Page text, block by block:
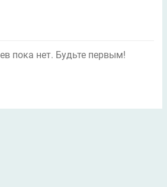
пока нет. Будьте первым!